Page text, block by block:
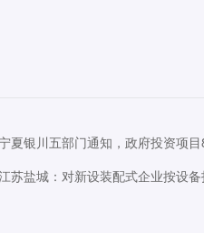
夏银川五部门通知，政府投资项
苏盐城：对新设装配式企业按设